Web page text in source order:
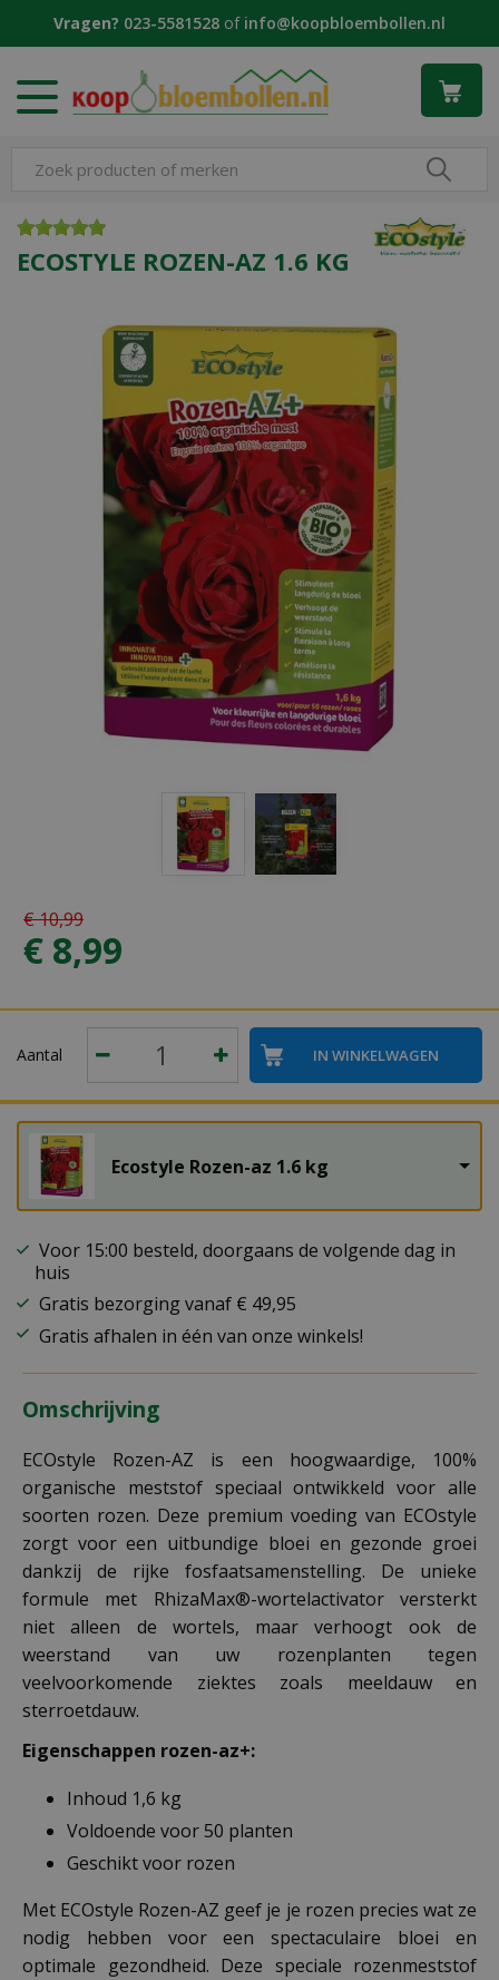
Vragen? 023-5581528 of info@koopbloembollen.nl
ECOSTYLE ROZEN-AZ 1.6 KG
€10,99
€ 8,99
Aantal
Ecostyle Rozen-az 1.6 kg
Voor 15:00 besteld, doorgaans de volgende dag in
huis
Gratis bezorging vanaf € 49,95
Gratis afhalen in één van onze winkels!
Omschrijving
ECOstyle Rozen-AZ is een hoogwaardige, 100%
organische meststof speciaal ontwikkeld voor alle
soorten rozen. Deze premium voeding van ECOstyle
zorgt voor een uitbundige bloei en gezonde groei
dankzij de rijke fosfaatsamenstelling. De unieke
formule met RhizaMax®-wortelactivator versterkt
niet alleen de wortels, maar verhoogt ook de
weerstand van uw rozenplanten tegen
veelvoorkomende ziektes zoals meeldauw en
sterroetdauw.
Eigenschappen rozen-az+:
Inhoud 1,6 kg
Voldoende voor 50 planten
Geschikt voor rozen
Met ECOstyle Rozen-AZ geef je je rozen precies wat ze
nodig hebben voor een spectaculaire bloei en
optimale gezondheid. Deze speciale rozenmeststof